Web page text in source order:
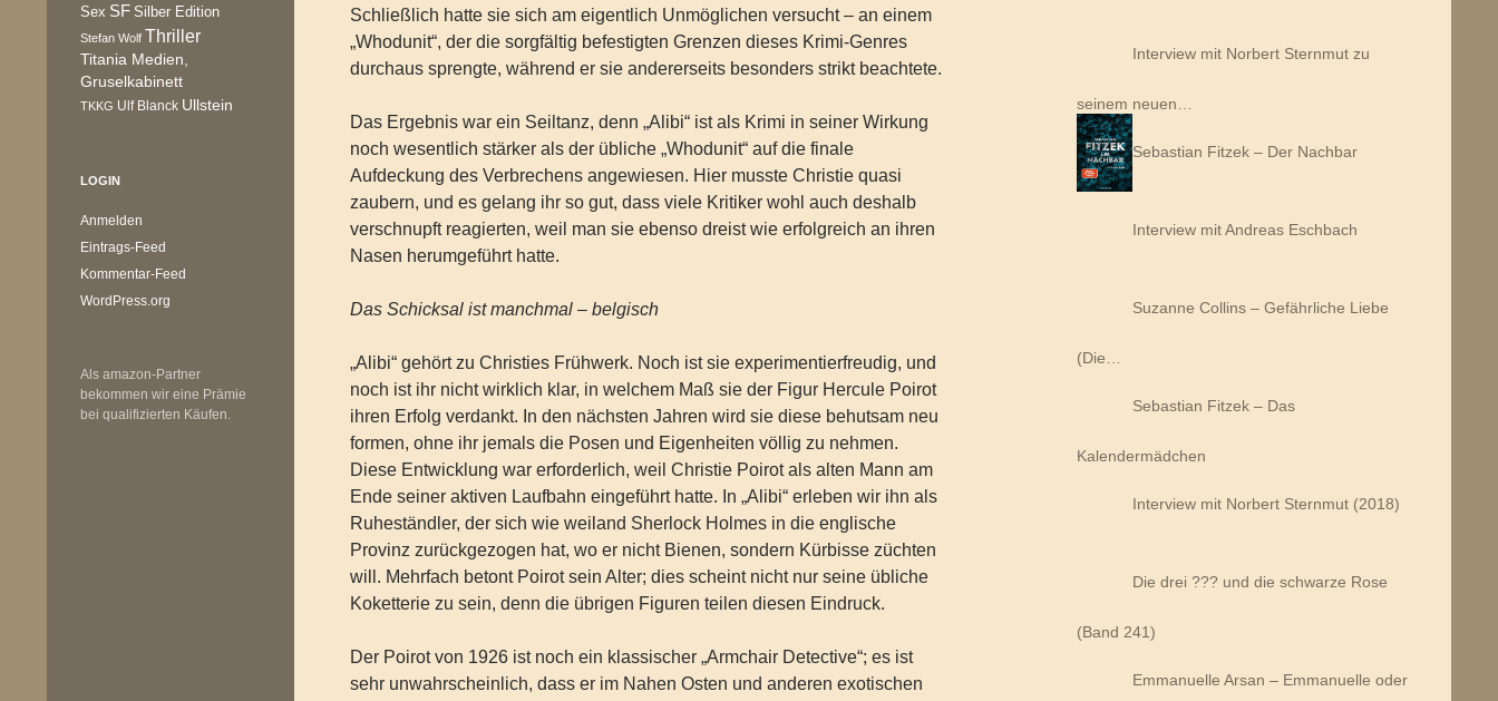
Schließlich hatte sie sich am eigentlich Unmöglichen versucht – an einem
„Whodunit“, der die sorgfältig befestigten Grenzen dieses Krimi-Genres
durchaus sprengte, während er sie andererseits besonders strikt beachtete.
Das Ergebnis war ein Seiltanz, denn „Alibi“ ist als Krimi in seiner Wirkung
noch wesentlich stärker als der übliche „Whodunit“ auf die finale
Aufdeckung des Verbrechens angewiesen. Hier musste Christie quasi
zaubern, und es gelang ihr so gut, dass viele Kritiker wohl auch deshalb
verschnupft reagierten, weil man sie ebenso dreist wie erfolgreich an ihren
Nasen herumgeführt hatte.
Das Schicksal ist manchmal – belgisch
„Alibi“ gehört zu Christies Frühwerk. Noch ist sie experimentierfreudig, und
noch ist ihr nicht wirklich klar, in welchem Maß sie der Figur Hercule Poirot
ihren Erfolg verdankt. In den nächsten Jahren wird sie diese behutsam neu
formen, ohne ihr jemals die Posen und Eigenheiten völlig zu nehmen.
Diese Entwicklung war erforderlich, weil Christie Poirot als alten Mann am
Ende seiner aktiven Laufbahn eingeführt hatte. In „Alibi“ erleben wir ihn als
Ruheständler, der sich wie weiland Sherlock Holmes in die englische
Provinz zurückgezogen hat, wo er nicht Bienen, sondern Kürbisse züchten
will. Mehrfach betont Poirot sein Alter; dies scheint nicht nur seine übliche
Koketterie zu sein, denn die übrigen Figuren teilen diesen Eindruck.
Der Poirot von 1926 ist noch ein klassischer „Armchair Detective“; es ist
sehr unwahrscheinlich, dass er im Nahen Osten und anderen exotischen
Interview mit Norbert Sternmut zu
seinem neuen…
Sebastian Fitzek – Der Nachbar
Interview mit Andreas Eschbach
Suzanne Collins – Gefährliche Liebe
(Die…
Sebastian Fitzek – Das
Kalendermädchen
Interview mit Norbert Sternmut (2018)
Die drei ??? und die schwarze Rose
(Band 241)
Emmanuelle Arsan – Emmanuelle oder
Sex SF Silber Edition
Stefan Wolf Thriller
Titania Medien,
Gruselkabinett
TKKG Ulf Blanck Ullstein
LOGIN
Anmelden
Eintrags-Feed
Kommentar-Feed
WordPress.org
Als amazon-Partner
bekommen wir eine Prämie
bei qualifizierten Käufen.